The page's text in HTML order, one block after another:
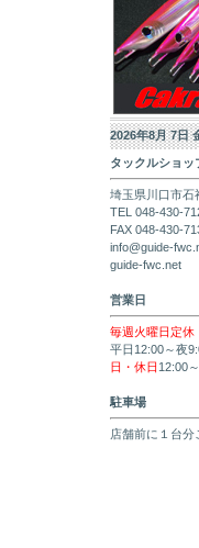
2026年8月 7日
タックルショ
埼玉県川口市石
TEL 048-430-
FAX 048-430-
info@guide-
guide-fwc.net
営業日
毎週火曜日定休
平日12:00～夜
日・休日 12:00
駐車場
店舗前に１台分